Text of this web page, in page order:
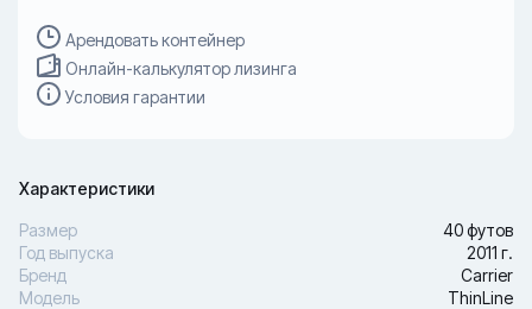
Арендовать контейнер
Онлайн-калькулятор лизинга
Условия гарантии
Характеристики
Размер
40 футов
Год выпуска
2011 г.
Бренд
Carrier
Модель
ThinLine